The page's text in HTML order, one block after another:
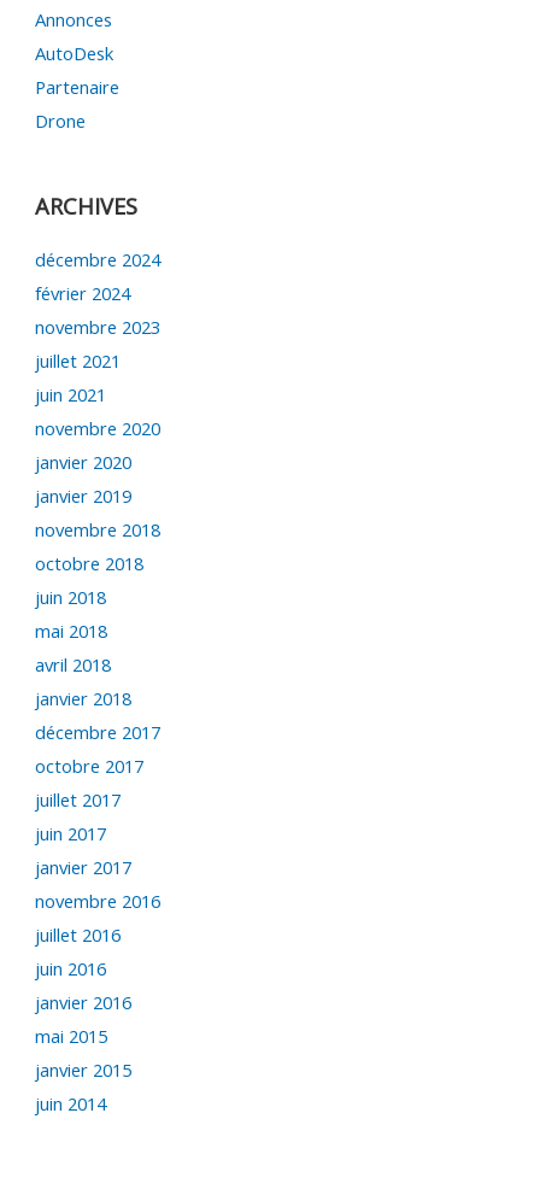
Annonces
AutoDesk
Partenaire
Drone
ARCHIVES
décembre 2024
février 2024
novembre 2023
juillet 2021
juin 2021
novembre 2020
janvier 2020
janvier 2019
novembre 2018
octobre 2018
juin 2018
mai 2018
avril 2018
janvier 2018
décembre 2017
octobre 2017
juillet 2017
juin 2017
janvier 2017
novembre 2016
juillet 2016
juin 2016
janvier 2016
mai 2015
janvier 2015
juin 2014